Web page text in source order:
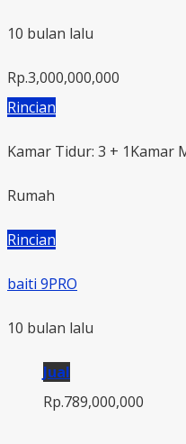
10 bulan lalu
Rp.3,000,000,000
Rincian
Kamar Tidur: 3 + 1Kamar
Rumah
Rincian
baiti 9PRO
10 bulan lalu
Jual
Rp.789,000,000